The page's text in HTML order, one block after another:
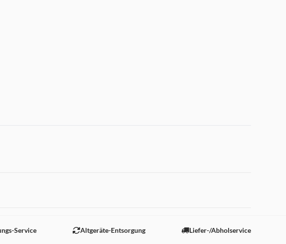
Service Altgeräte-Entsorgung Liefer-/Abholservice